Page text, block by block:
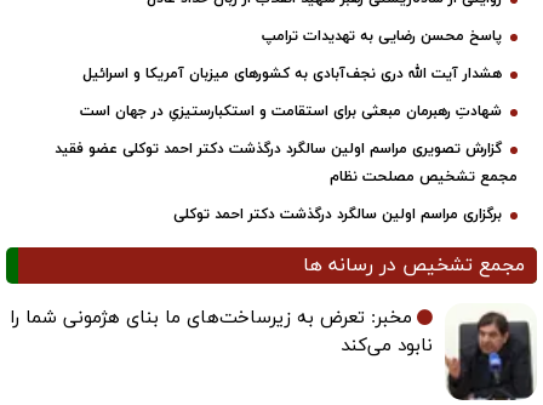
پاسخ محسن رضایی به تهدیدات ترامپ
هشدار آیت الله دری نجف‌آبادی به کشورهای میزبان آمریکا و اسرائیل
شهادتِ رهبرمان مبعثی برای استقامت و استکبارستیزیِ در جهان است
گزارش تصویری مراسم اولین سالگرد درگذشت دکتر احمد توکلی عضو فقید
مجمع تشخیص مصلحت نظام
برگزاری مراسم اولین سالگرد درگذشت دکتر احمد توکلی
مجمع تشخیص در رسانه ها
مخبر: تعرض به زیرساخت‌های ما بنای هژمونی شما را
نابود می‌کند